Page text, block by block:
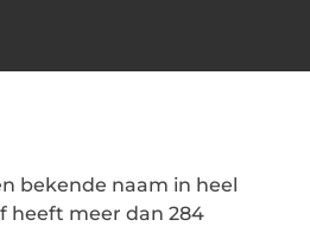
bekende naam in heel
heeft meer dan 284